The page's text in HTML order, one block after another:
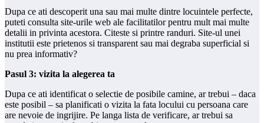
Dupa ce ati descoperit una sau mai multe dintre locuintele perfecte,
puteti consulta site-urile web ale facilitatilor pentru mult mai multe
detalii in privinta acestora. Citeste si printre randuri. Site-ul unei
institutii este prietenos si transparent sau mai degraba superficial si
nu prea informativ?
Pasul 3: vizita la alegerea ta
Dupa ce ati identificat o selectie de posibile camine, ar trebui – daca
este posibil – sa planificati o vizita la fata locului cu persoana care
are nevoie de ingrijire. Pe langa lista de verificare, ar trebui sa